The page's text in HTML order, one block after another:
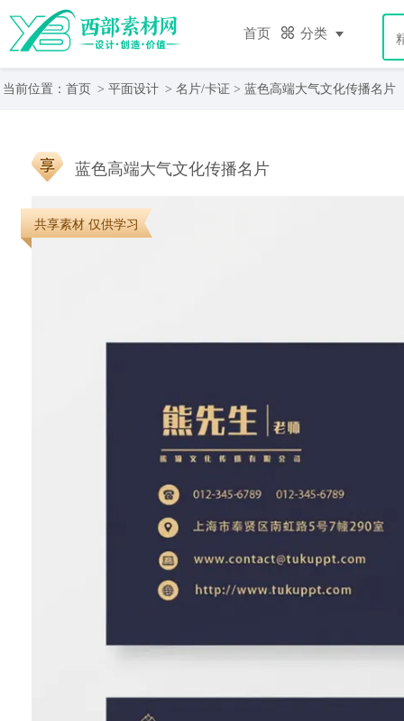
首页 分类
当前位置： 首页 > 平面设计 > 名片/卡证 > 蓝色高端大气文化传播名片
蓝色高端大气文化传播名片
共享素材 仅供学习